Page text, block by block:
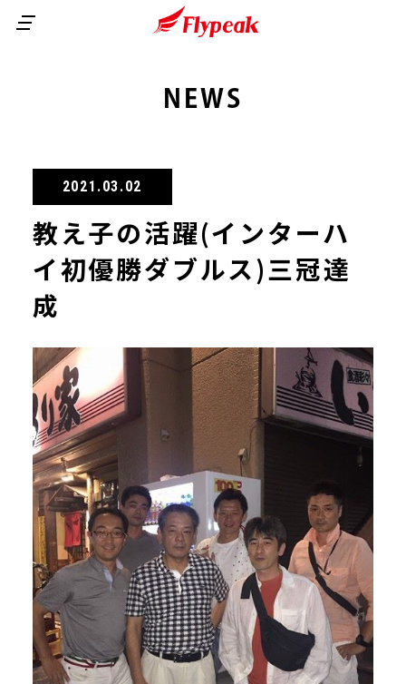
無印
GF BLACK
継続購入について
１０ダース以上ご購入の方
会員登録について 会員ランクについて
ご注文方法について お支払方法について
配送について 返品・交換について
会員メニュー
カートを見る
マイページ
会社案内 サイトマップ
News お問い合わせ
NEWS
2021.03.02
教え子の活躍(インターハ
イ初優勝ダブルス)三冠達
成